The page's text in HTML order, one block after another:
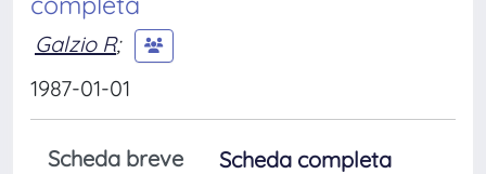
Galzio R;
1987-01-01
Scheda breve
Scheda completa